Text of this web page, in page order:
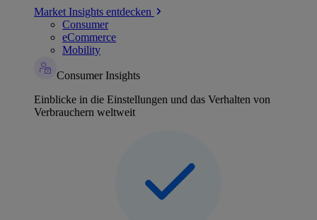
Market Insights entdecken
Consumer
eCommerce
Mobility
Consumer Insights
Einblicke in die Einstellungen und das Verhalten von
Verbrauchern weltweit